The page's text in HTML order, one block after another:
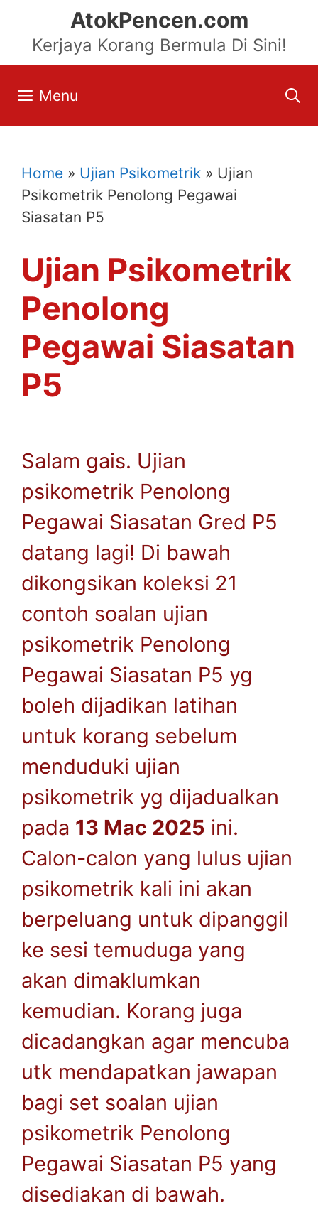
content
AtokPencen.com
Kerjaya Korang Bermula Di Sini!
Menu
Home » Ujian Psikometrik » Ujian
Psikometrik Penolong Pegawai
Siasatan P5
Ujian Psikometrik
Penolong
Pegawai Siasatan
P5
Salam gais. Ujian
psikometrik Penolong
Pegawai Siasatan Gred P5
datang lagi! Di bawah
dikongsikan koleksi 21
contoh soalan ujian
psikometrik Penolong
Pegawai Siasatan P5 yg
boleh dijadikan latihan
untuk korang sebelum
menduduki ujian
psikometrik yg dijadualkan
pada 13 Mac 2025 ini.
Calon-calon yang lulus ujian
psikometrik kali ini akan
berpeluang untuk dipanggil
ke sesi temuduga yang
akan dimaklumkan
kemudian. Korang juga
dicadangkan agar mencuba
utk mendapatkan jawapan
bagi set soalan ujian
psikometrik Penolong
Pegawai Siasatan P5 yang
disediakan di bawah.